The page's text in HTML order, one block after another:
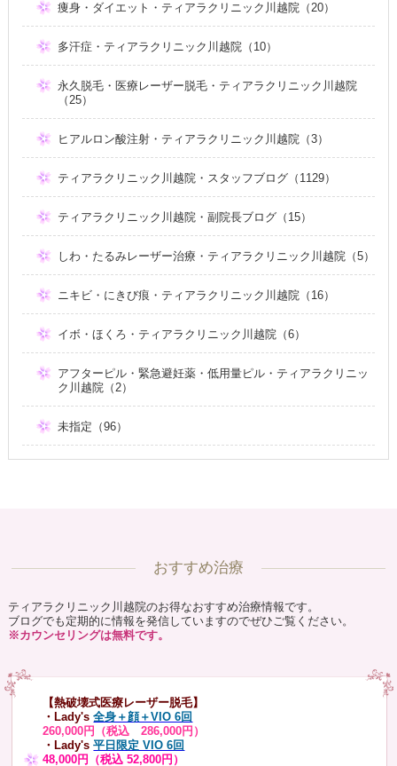
痩身・ダイエット・ティアラクリニック川越院（20）
多汗症・ティアラクリニック川越院（10）
永久脱毛・医療レーザー脱毛・ティアラクリニック川越院
（25）
ヒアルロン酸注射・ティアラクリニック川越院（3）
ティアラクリニック川越院・スタッフブログ（1129）
ティアラクリニック川越院・副院長ブログ（15）
しわ・たるみレーザー治療・ティアラクリニック川越院（5）
ニキビ・にきび痕・ティアラクリニック川越院（16）
イボ・ほくろ・ティアラクリニック川越院（6）
アフターピル・緊急避妊薬・低用量ピル・ティアラクリニッ
ク川越院（2）
未指定（96）
おすすめ治療
ティアラクリニック川越院のお得なおすすめ治療情報です。
ブログでも定期的に情報を発信していますのでぜひご覧ください。
※カウンセリングは無料です。
【熱破壊式医療レーザー脱毛】
・Lady's 全身＋顔＋VIO 6回
260,000円（税込 286,000円）
・Lady's平日限定 VIO 6回
48,000円（税込 52,800円）